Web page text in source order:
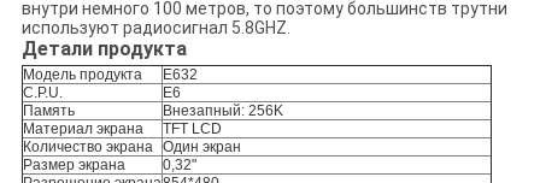
внутри немного 100 метров, то поэтому большинств трутни
используют радиосигнал 5.8GHZ.
Детали продукта
Модель продукта
E632
C.P.U.
E6
Память
Внезапный: 256K
Материал экрана
TFT LCD
Количество экрана Один экран
Размер экрана
0,32"